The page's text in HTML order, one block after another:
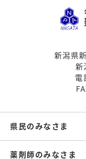
新潟県
新
電
県民のみなさま
薬剤師のみなさま